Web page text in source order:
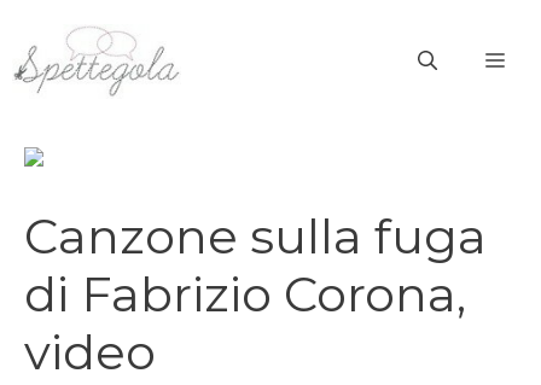
contenuto
Canzone sulla fuga
di Fabrizio Corona,
video